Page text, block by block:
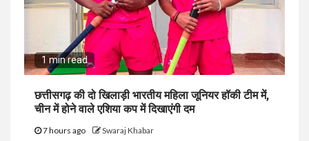
1 min read
छत्तीसगढ़ की दो खिलाड़ी भारतीय महिला जूनियर हॉकी टीम में,
चीन में होने वाले एशिया कप में दिखाएंगी दम
7 hours ago Swaraj Khabar